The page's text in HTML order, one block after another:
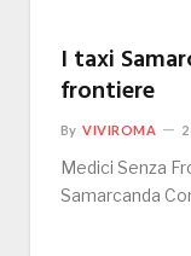
I taxi
frontiere
By VIVIROMA
Medici Senza
Samarcanda